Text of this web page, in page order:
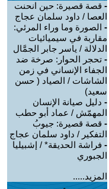
- قصة قصيرة: حين انحنت
العصا / داود سلمان عجاج
- الصورة وما وراء المرئي:
مقاربة في سيميائيات
الدلالة / ياسر جابر الجمَّال
- تحجر الحوار: صرخة ضد
الجفاء الإنساني في زمن
الشاشات / الصياد ‏( حسن
سعيد‏)
- دليل صيانة الإنسان
المهمّش / عماد أبو حطب
- قصة قصيرة: جيوبُ
التفكير / داود سلمان عجاج
- فراشة الحديقة* / إشبيليا
الجبوري
المزيد.....